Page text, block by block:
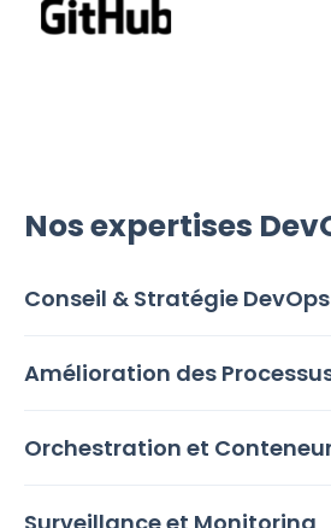
Nos expertises
Conseil & Stratégie DevOps
Amélioration des
Orchestration et